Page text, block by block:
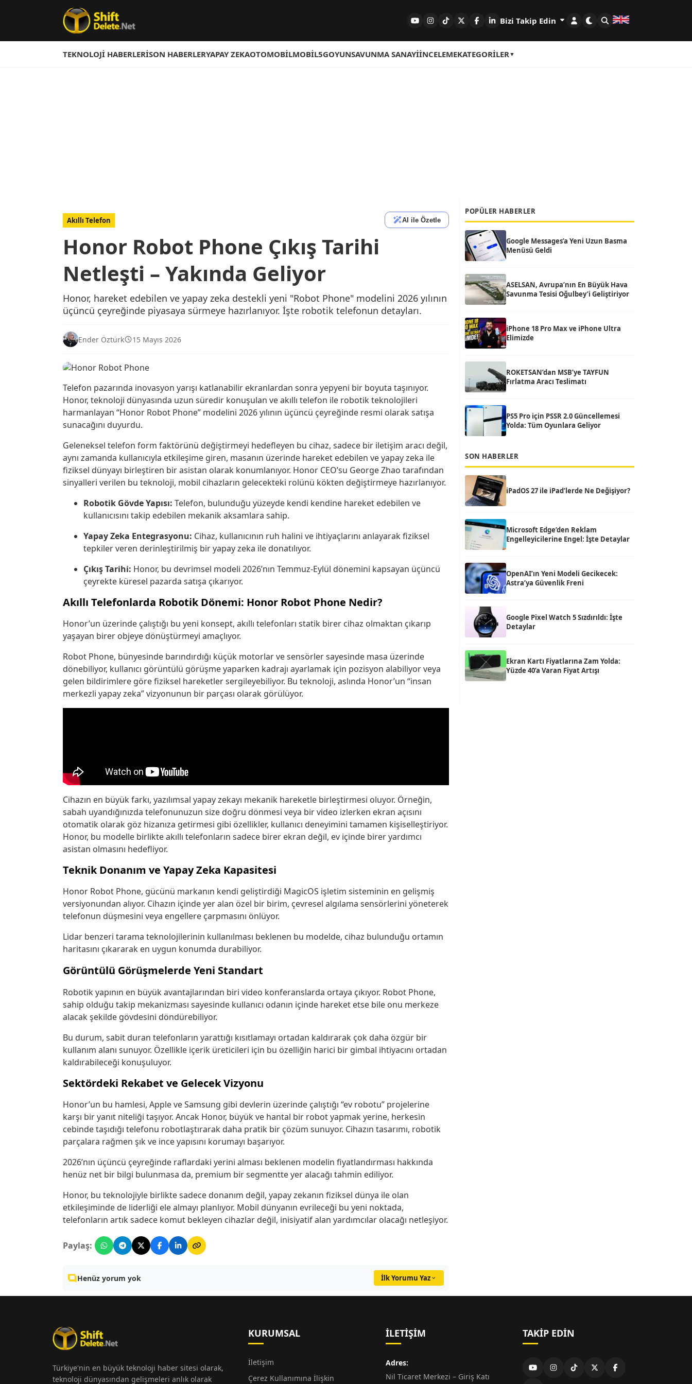
Bizi Takip Edin
TEKNOLOJI HABERLERISON HABERLERYAPAY ZEKAOTOMOBILMOBIL5GOYUNSAVUNMA SANAYIİNCELEMEKATEGORILER
Akıllı Telefon AI ile Özetle
Honor Robot Phone Çıkış Tarihi
Netleşti – Yakında Geliyor
Honor, hareket edebilen ve yapay zeka destekli yeni "Robot Phone" modelini 2026 yılının
üçüncü çeyreğinde piyasaya sürmeye hazırlanıyor. İşte robotik telefonun detayları.
Ender Öztürk 15 Mayıs 2026
Telefon pazarında inovasyon yarışı katlanabilir ekranlardan sonra yepyeni bir boyuta taşınıyor.
Honor, teknoloji dünyasında uzun süredir konuşulan ve akıllı telefon ile robotik teknolojileri
harmanlayan “Honor Robot Phone” modelini 2026 yılının üçüncü çeyreğinde resmi olarak satışa
sunacağını duyurdu.
Geleneksel telefon form faktörünü değiştirmeyi hedefleyen bu cihaz, sadece bir iletişim aracı değil,
aynı zamanda kullanıcıyla etkileşime giren, masanın üzerinde hareket edebilen ve yapay zeka ile
fiziksel dünyayı birleştiren bir asistan olarak konumlanıyor. Honor CEO’su George Zhao tarafından
sinyalleri verilen bu teknoloji, mobil cihazların gelecekteki rolünü kökten değiştirmeye hazırlanıyor.
Robotik Gövde Yapısı: Telefon, bulunduğu yüzeyde kendi kendine hareket edebilen ve
kullanıcısını takip edebilen mekanik aksamlara sahip.
Yapay Zeka Entegrasyonu: Cihaz, kullanıcının ruh halini ve ihtiyaçlarını anlayarak fiziksel
tepkiler veren derinleştirilmiş bir yapay zeka ile donatılıyor.
Çıkış Tarihi: Honor, bu devrimsel modeli 2026’nın Temmuz-Eylül dönemini kapsayan üçüncü
çeyrekte küresel pazarda satışa çıkarıyor.
Akıllı Telefonlarda Robotik Dönemi: Honor Robot Phone Nedir?
Honor’un üzerinde çalıştığı bu yeni konsept, akıllı telefonları statik birer cihaz olmaktan çıkarıp
yaşayan birer objeye dönüştürmeyi amaçlıyor.
Robot Phone, bünyesinde barındırdığı küçük motorlar ve sensörler sayesinde masa üzerinde
dönebiliyor, kullanıcı görüntülü görüşme yaparken kadrajı ayarlamak için pozisyon alabiliyor veya
gelen bildirimlere göre fiziksel hareketler sergileyebiliyor. Bu teknoloji, aslında Honor’un “insan
merkezli yapay zeka” vizyonunun bir parçası olarak görülüyor.
Cihazın en büyük farkı, yazılımsal yapay zekayı mekanik hareketle birleştirmesi oluyor. Örneğin,
sabah uyandığınızda telefonunuzun size doğru dönmesi veya bir video izlerken ekran açısını
otomatik olarak göz hizanıza getirmesi gibi özellikler, kullanıcı deneyimini tamamen kişiselleştiriyor.
Honor, bu modelle birlikte akıllı telefonların sadece birer ekran değil, ev içinde birer yardımcı
asistan olmasını hedefliyor.
Teknik Donanım ve Yapay Zeka Kapasitesi
Honor Robot Phone, gücünü markanın kendi geliştirdiği MagicOS işletim sisteminin en gelişmiş
versiyonundan alıyor. Cihazın içinde yer alan özel bir birim, çevresel algılama sensörlerini yöneterek
telefonun düşmesini veya engellere çarpmasını önlüyor.
Lidar benzeri tarama teknolojilerinin kullanılması beklenen bu modelde, cihaz bulunduğu ortamın
haritasını çıkararak en uygun konumda durabiliyor.
Görüntülü Görüşmelerde Yeni Standart
Robotik yapının en büyük avantajlarından biri video konferanslarda ortaya çıkıyor. Robot Phone,
sahip olduğu takip mekanizması sayesinde kullanıcı odanın içinde hareket etse bile onu merkeze
alacak şekilde gövdesini döndürebiliyor.
Bu durum, sabit duran telefonların yarattığı kısıtlamayı ortadan kaldırarak çok daha özgür bir
kullanım alanı sunuyor. Özellikle içerik üreticileri için bu özelliğin harici bir gimbal ihtiyacını ortadan
kaldırabileceği konuşuluyor.
Sektördeki Rekabet ve Gelecek Vizyonu
Honor’un bu hamlesi, Apple ve Samsung gibi devlerin üzerinde çalıştığı “ev robotu” projelerine
karşı bir yanıt niteliği taşıyor. Ancak Honor, büyük ve hantal bir robot yapmak yerine, herkesin
cebinde taşıdığı telefonu robotlaştırarak daha pratik bir çözüm sunuyor. Cihazın tasarımı, robotik
parçalara rağmen şık ve ince yapısını korumayı başarıyor.
2026’nın üçüncü çeyreğinde raflardaki yerini alması beklenen modelin fiyatlandırması hakkında
henüz net bir bilgi bulunmasa da, premium bir segmentte yer alacağı tahmin ediliyor.
Honor, bu teknolojiyle birlikte sadece donanım değil, yapay zekanın fiziksel dünya ile olan
etkileşiminde de liderliği ele almayı planlıyor. Mobil dünyanın evrileceği bu yeni noktada,
telefonların artık sadece komut bekleyen cihazlar değil, inisiyatif alan yardımcılar olacağı netleşiyor.
Paylaş:
Henüz yorum yok İlk Yorumu Yaz
POPÜLER HABERLER
Google Messages’a Yeni Uzun Basma
Menüsü Geldi
ASELSAN, Avrupa’nın En Büyük Hava
Savunma Tesisi Oğulbey’i Geliştiriyor
iPhone 18 Pro Max ve iPhone Ultra
Elimizde
ROKETSAN’dan MSB’ye TAYFUN
Fırlatma Aracı Teslimatı
PS5 Pro için PSSR 2.0 Güncellemesi
Yolda: Tüm Oyunlara Geliyor
SON HABERLER
iPadOS 27 ile iPad’lerde Ne Değişiyor?
Microsoft Edge’den Reklam
Engelleyicilerine Engel: İşte Detaylar
OpenAI’ın Yeni Modeli Gecikecek:
Astra’ya Güvenlik Freni
Google Pixel Watch 5 Sızdırıldı: İşte
Detaylar
Ekran Kartı Fiyatlarına Zam Yolda:
Yüzde 40’a Varan Fiyat Artışı
Türkiye'nin en büyük teknoloji haber sitesi olarak,
teknoloji dünyasından gelişmeleri anlık olarak
KURUMSAL
İletişim
Çerez Kullanımına İlişkin
İLETIŞIM
Adres:
Nil Ticaret Merkezi – Giriş Katı
TAKIP EDIN